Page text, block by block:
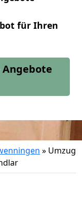
für Ihren
» Umzug